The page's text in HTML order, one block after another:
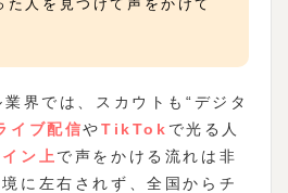
た人を見つけて声をかけて
界では、スカウトも“デジタ
イブ配信やTikTok で光る人
ン上 で声をかける流れは非
に左右されず、全国からチ